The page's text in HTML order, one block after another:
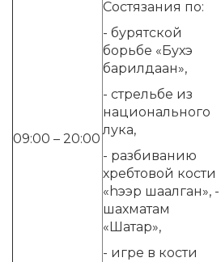
09:00 – 20:00
Состязания по:
- бурятской
борьбе «Бухэ
барилдаан»,
- стрельбе из
национального
лука,
- разбиванию
хребтовой кости
«hээр шаалган», -
шахматам
«Шатар»,
- игре в кости